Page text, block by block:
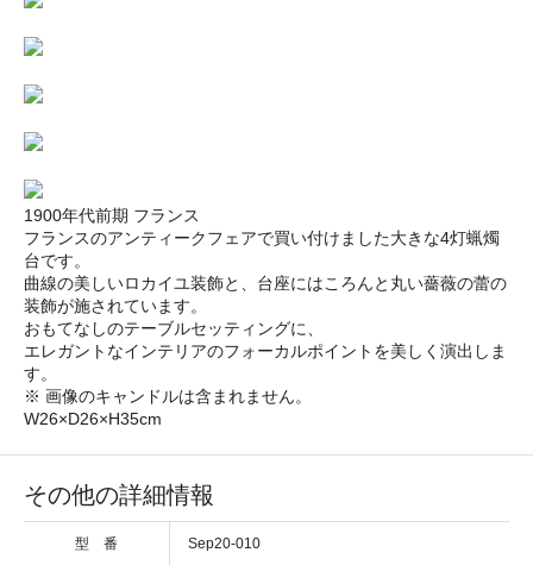
1900年代前期 フランス
フランスのアンティークフェアで買い付けました大きな4灯蝋燭
台です。
曲線の美しいロカイユ装飾と、台座にはころんと丸い薔薇の蕾の
装飾が施されています。
おもてなしのテーブルセッティングに、
エレガントなインテリアのフォーカルポイントを美しく演出しま
す。
※ 画像のキャンドルは含まれません。
W26×D26×H35cm
その他の詳細情報
型 番 Sep20-010